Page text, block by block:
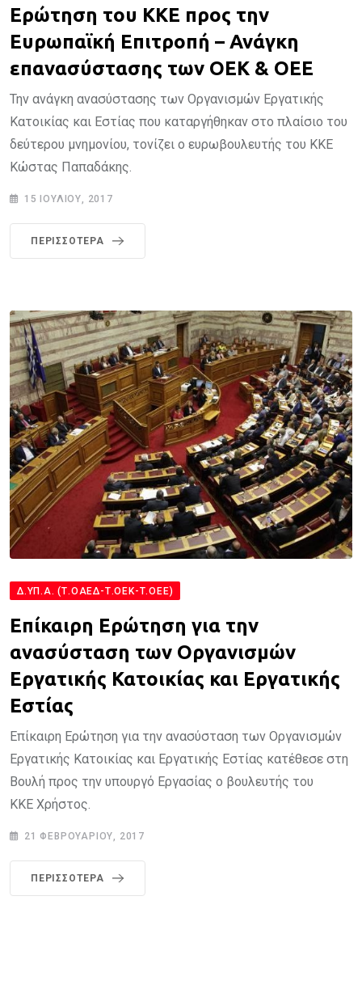
Ερώτηση του ΚΚΕ προς την
Ευρωπαϊκή Επιτροπή – Ανάγκη
επανασύστασης των ΟΕΚ & ΟΕΕ
Την ανάγκη ανασύστασης των Οργανισμών Εργατικής
Κατοικίας και Εστίας που καταργήθηκαν στο πλαίσιο του
δεύτερου μνημονίου, τονίζει ο ευρωβουλευτής του ΚΚΕ
Κώστας Παπαδάκης.
15 ΙΟΥΛΊΟΥ, 2017
ΠΕΡΙΣΣΌΤΕΡΑ
Δ.ΥΠ.Α. (Τ.ΟΑΕΔ-Τ.ΟΕΚ-Τ.ΟΕΕ)
Επίκαιρη Ερώτηση για την
ανασύσταση των Οργανισμών
Εργατικής Κατοικίας και Εργατικής
Εστίας
Επίκαιρη Ερώτηση για την ανασύσταση των Οργανισμών
Εργατικής Κατοικίας και Εργατικής Εστίας κατέθεσε στη
Βουλή προς την υπουργό Εργασίας ο βουλευτής του
ΚΚΕ Χρήστος.
21 ΦΕΒΡΟΥΑΡΊΟΥ, 2017
ΠΕΡΙΣΣΌΤΕΡΑ